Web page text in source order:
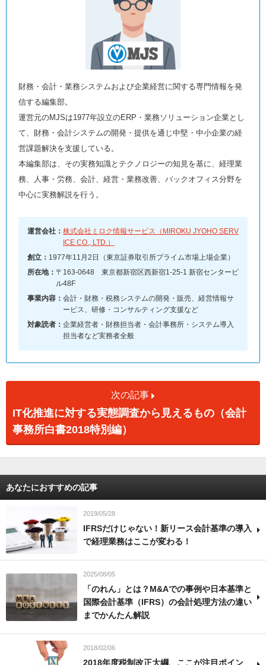
財務・会計・業務システムおよび企業経営に関する専門情報を発
信する編集部。
運営元のMJSは1977年設立のERP・業務ソリューション企業とし
て、財務・会計システムの開発・提供を通じ中堅・中小企業の経
営課題解決を支援している。
本編集部は、その実務知識とテクノロジーの知見を基に、経理業
務、人事・労務、会計、経営・業務改善、バックオフィス分野を
中心に実務解説を行う。
運営会社： 株式会社ミロク情報サービス（MIROKU JYOHO SERV
ICE CO., LTD.）
創立： 1977年11月2日（東京証券取引所プライム市場上場企業）
所在地： 〒163-0648 東京都新宿区西新宿1-25-1 新宿センタービ
ル48F
事業内容： 会計・財務・税務システムの開発・販売、経営情報サ
ービス、研修・コンサルティング支援など
対象読者： 企業経営者・財務担当者・会計事務所・システム導入
担当者など実務者全般
次の記事
IT化推進に対する実態調査から見えるもの（会計
事務所白書2018特別編）
あなたにおすすめの記事
2019/05/28
IFRSだけじゃない！新リース会計基準の導入
で経理業務はここが変わる！
2025/08/05
「のれん」とは？M&Aでの事例や日本基準と
国際会計基準（IFRS）の会計処理方法の違い
までかんたん解説
2018/02/06
2018年度税制改正大綱、ここが注目ポイン